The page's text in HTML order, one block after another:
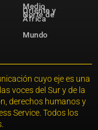
Medio
Oriente y
Norte de
África
Mundo
cuyo eje es una
voces del Sur y de la
derechos humanos y
Service. Todos los